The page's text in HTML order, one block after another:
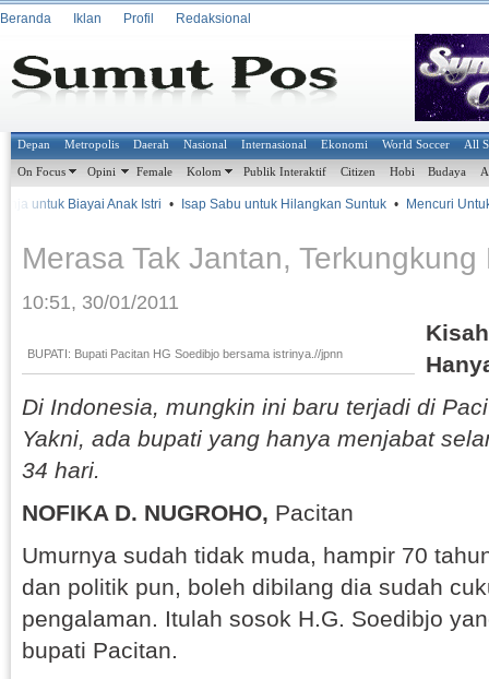
Beranda Iklan Profil Redaksional
Depan Metropolis Daerah Nasional Internasional Ekonomi World Soccer All
On Focus Opini Female Kolom Publik Interaktif Citizen Hobi Budaya
untuk Biayai Anak Istri • Isap Sabu untuk Hilangkan Suntuk • Mencuri Untuk
Merasa Tak Jantan,
10:51, 30/01/2011
BUPATI: Bupati Pacitan HG Soedibjo bersama istrinya.//jpnn
Di Indonesia, mungkin ini baru terjadi di
Yakni, ada bupati yang hanya menjabat
34 hari.
NOFIKA D. NUGROHO, Pacitan
Umurnya sudah tidak muda, hampir 70
dan politik pun, boleh dibilang dia sudah
pengalaman. Itulah sosok H.G. Soedibjo
bupati Pacitan.